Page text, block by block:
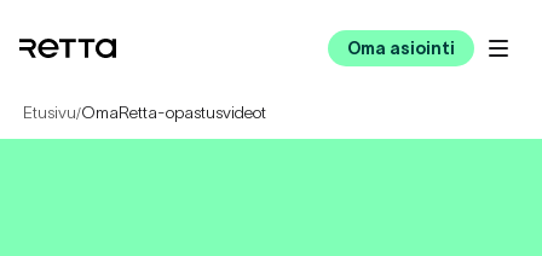
Oma asiointi
Etusivu/OmaRetta-opastusvideot